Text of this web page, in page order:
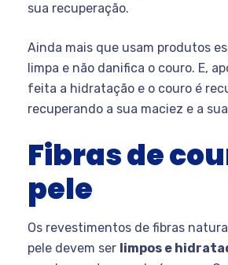
sua recuperação.
Ainda mais que usam produtos
limpa e não danifica o couro. E,
feita a hidratação e o couro é
recuperando a sua maciez e a
Fibras de
pele
Os revestimentos de fibras
pele devem ser limpos e